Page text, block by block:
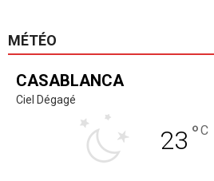
MÉTÉO
CASABLANCA
Ciel Dégagé
23 °C